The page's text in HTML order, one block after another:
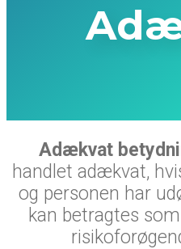
Adækvat
handlet adækvat,
og personen har
kan betragtes